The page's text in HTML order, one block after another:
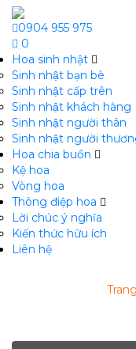
0904 955 975
0
Hoa sinh nhật
Sinh nhật bạn bè
Sinh nhật cấp trên
Sinh nhật khách hàng
Sinh nhật người thân
Sinh nhật người
Hoa chia buồn
Kệ hoa
Vòng hoa
Thông điệp hoa
Lời chúc ý nghĩa
Kiến thức hữu ích
Liên hệ